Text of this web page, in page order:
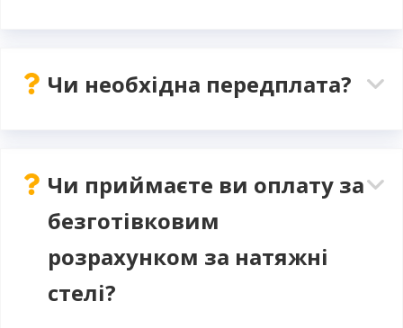
Чи необхідна передплата?
Чи приймаєте ви оплату за
безготівковим
розрахунком за натяжні
стелі?